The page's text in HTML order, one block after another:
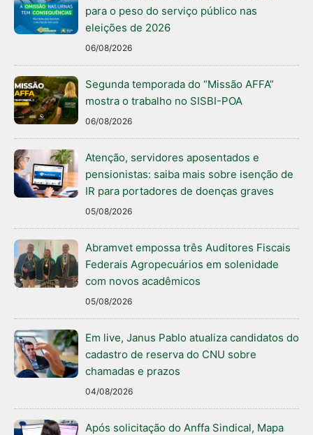
para o peso do serviço público nas
eleições de 2026
06/08/2026
Segunda temporada do “Missão AFFA”
mostra o trabalho no SISBI-POA
06/08/2026
Atenção, servidores aposentados e
pensionistas: saiba mais sobre isenção de
IR para portadores de doenças graves
05/08/2026
Abramvet empossa três Auditores Fiscais
Federais Agropecuários em solenidade
com novos acadêmicos
05/08/2026
Em live, Janus Pablo atualiza candidatos do
cadastro de reserva do CNU sobre
chamadas e prazos
04/08/2026
Após solicitação do Anffa Sindical, Mapa